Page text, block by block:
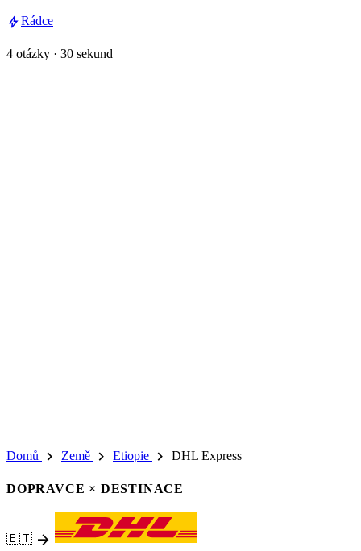
boltRádce
4 otázky · 30 sekund
Domů chevron_right Země chevron_right Etiopie chevron_right DHL Express
DOPRAVCE × DESTINACE
🇪🇹 arrow_forward